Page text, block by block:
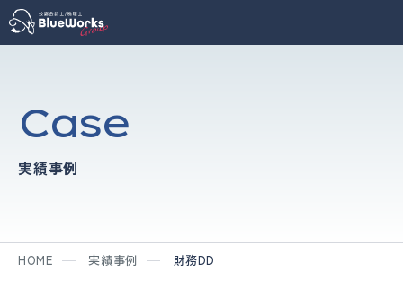
Case
実績事例
HOME 実績事例 財務DD